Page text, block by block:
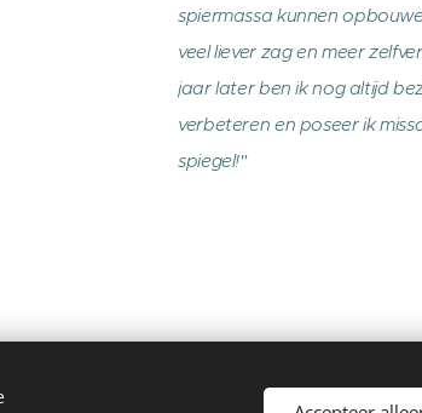
spiermassa kunnen
veel liever zag en meer
jaar later ben ik nog altijd
verbeteren en poseer ik
spiegel!"
102, 2431 Veerle - Laakdal